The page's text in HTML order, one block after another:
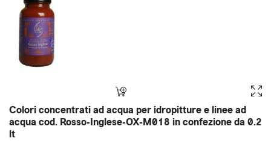
Colori concentrati ad acqua per idropitture e linee ad
acqua cod. Rosso-Inglese-OX-M018 in confezione da 0.2
lt